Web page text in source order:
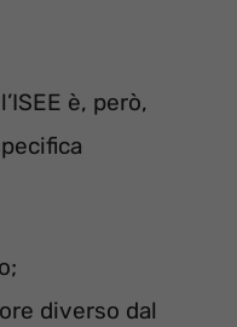
è, però,
diverso dal